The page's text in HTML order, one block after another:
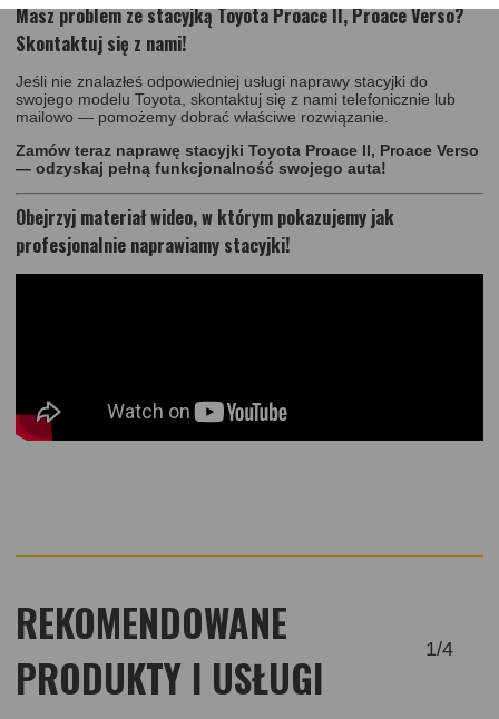
Masz problem ze stacyjką Toyota Proace II, Proace Verso?
Skontaktuj się z nami!
Jeśli nie znalazłeś odpowiedniej usługi naprawy stacyjki do
swojego modelu Toyota, skontaktuj się z nami telefonicznie lub
mailowo — pomożemy dobrać właściwe rozwiązanie.
Zamów teraz naprawę stacyjki Toyota Proace II, Proace Verso
— odzyskaj pełną funkcjonalność swojego auta!
Obejrzyj materiał wideo, w którym pokazujemy jak
profesjonalnie naprawiamy stacyjki!
REKOMENDOWANE
PRODUKTY I USŁUGI
1/4